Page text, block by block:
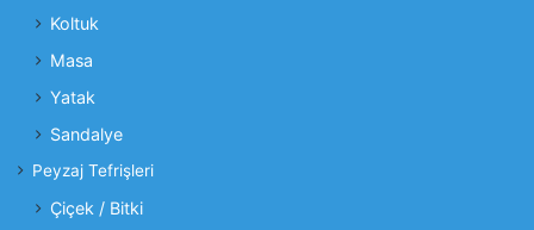
Koltuk
Masa
Yatak
Sandalye
Peyzaj Tefrişleri
Çiçek / Bitki